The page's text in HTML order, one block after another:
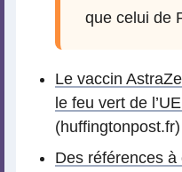
que celui de
Le vaccin
le feu vert de
(huffingtonpost.fr)
Des références